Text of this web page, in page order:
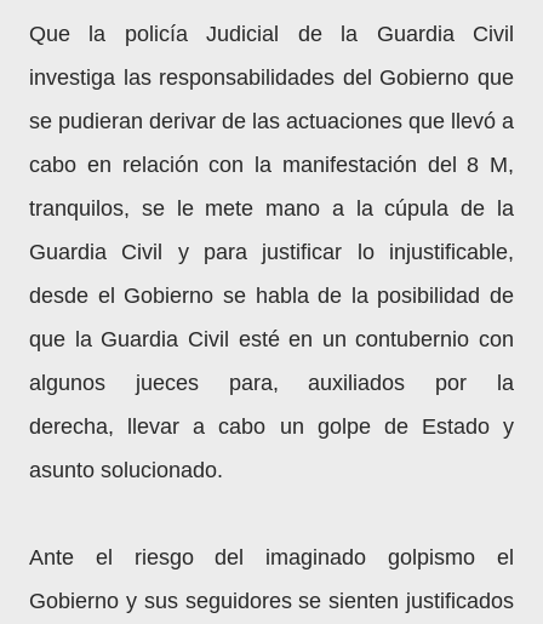
Que la policía Judicial de la Guardia Civil
investiga las responsabilidades del Gobierno que
se pudieran derivar de las actuaciones que llevó a
cabo en relación con la manifestación del 8 M,
tranquilos, se le mete mano a la cúpula de la
Guardia Civil y para justificar lo injustificable,
desde el Gobierno se habla de la posibilidad de
que la Guardia Civil esté en un contubernio con
algunos jueces para,auxiliados por la
derecha,
llevar a cabo un golpe de Estado y
asunto solucionado.
Ante el riesgo del imaginado golpismo el
Gobierno y sus seguidores se sienten justificados